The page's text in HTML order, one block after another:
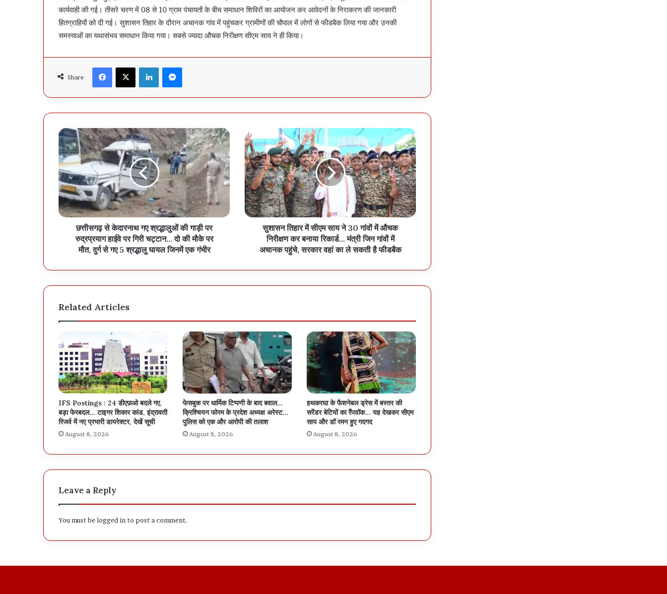
कार्यवाही की गई। तीसरे चरण में 08 से 10 ग्राम पंचायतों के बीच समाधान शिविरों का आयोजन कर आवेदनों के निराकरण की जानकारी
हितग्राहियों को दी गई। सुशासन तिहार के दौरान अचानक गांव में पहुंचकर ग्रामीणों की चौपाल में लोगों से फीडबैक लिया गया और उनकी
समस्याओं का यथासंभव समाधान किया गया। सबसे ज्यादा औचक निरीक्षण सीएम साय ने ही किया।
Share
Facebook X LinkedIn
छत्तीसगढ़ से केदारनाथ गए श्रद्धालुओं की गाड़ी पर
रुद्रप्रयाग हाईवे पर गिरी चट्टान... दो की मौके पर
मौत, दुर्ग से गए 5 श्रद्धालु घायल जिनमें एक गंभीर
सुशासन तिहार में सीएम साय ने 30 गांवों में औचक
निरीक्षण कर बनाया रिकार्ड... मंत्री जिन गांवों में
अचानक पहुंचे, सरकार वहां का ले सकती है फीडबैक
Related Articles
IFS Postings : 24 डीएफ़ओ बदले गए,
बड़ा फेरबदल… टाइगर शिकार कांड, इंद्रावती
रिजर्व में नए प्रभारी डायरेक्टर, देखें सूची
August 8, 2026
फेसबुक पर धार्मिक टिप्पणी के बाद बवाल…
क्रिश्चियन फोरम के प्रदेश अध्यक्ष अरेस्ट…
पुलिस को एक और आरोपी की तलाश
August 8, 2026
हथकरघा के फैशनेबल ड्रेस में बस्तर की
सरेंडर बेटियों का रैंपवॉक… यह देखकर सीएम
साय और डॉ रमन हुए गदगद
August 8, 2026
Leave a Reply
You must belogged in to post a comment.